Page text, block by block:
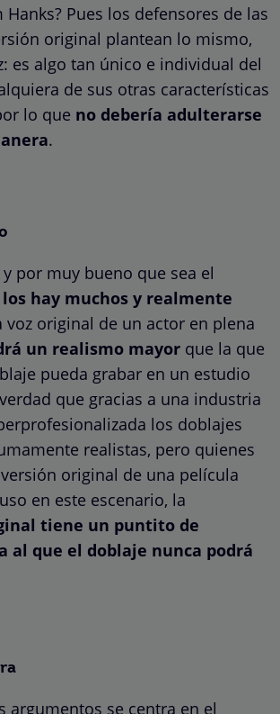
Pues los defensores de las
original plantean lo mismo,
es algo tan único e individual del
de sus otras características
lo que no debería adulterarse
.
por muy bueno que sea el
hay muchos y realmente
voz original de un actor en plena
un realismo mayor que la que
pueda grabar en un estudio
que gracias a una industria
los doblajes
realistas, pero quienes
original de una película
en este escenario, la
tiene un puntito de
al que el doblaje nunca podrá
argumentos se centra en el